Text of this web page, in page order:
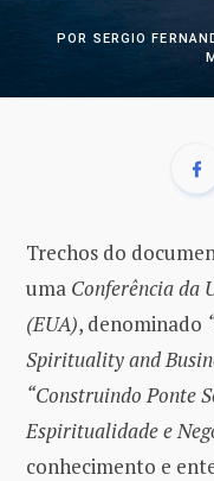
POR SERGIO
Trechos do
uma Conferência da
(EUA), denominado
Spirituality and
“Construindo Ponte
Espiritualidade e
conhecimento e